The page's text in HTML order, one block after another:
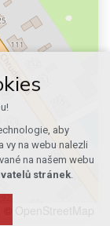
aby
vy na webu nalezli
na našem webu
stránek.